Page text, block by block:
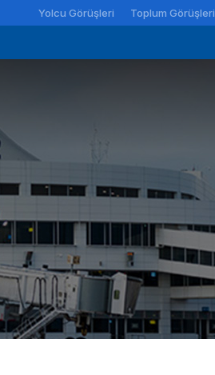
Yolcu Görüşleri Toplum Görüşleri